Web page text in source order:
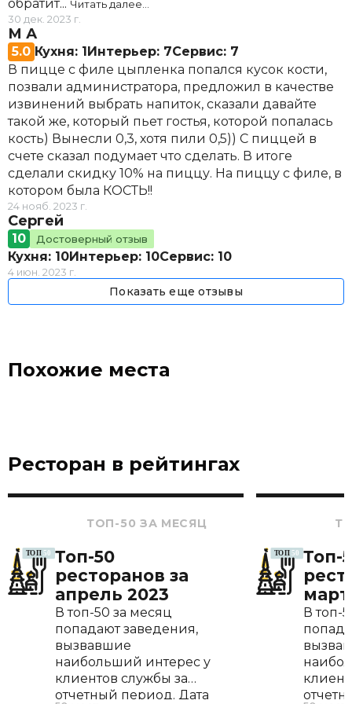
сидры медоварус
Яюлочный
хмельной мед
Традиционный/ дикий 220 ₽
пиво
Светлое 160 ₽
дегустационные сеты
Хмельной 295 ₽
le jardine des fruits (игристый
жемчужный сидр)
Грушевый
горячие алкогольные напитки
Горячий яблочный сидр
янтарный питень
Питень
натуральный квас
коктейли медоварус
Эспрессо
чай листовой
обратит... Читать далее…
30 дек. 2023 г.
М А
5.0 Кухня: 1Интерьер: 7Сервис: 7
В пицце с филе цыпленка попался кусок кости,
позвали администратора, предложил в качестве
извинений выбрать напиток, сказали давайте
такой же, который пьет гостья, которой попалась
кость) Вынесли 0,3, хотя пили 0,5)) С пиццей в
счете сказал подумает что сделать. В итоге
сделали скидку 10% на пиццу. На пиццу с филе, в
котором была КОСТЬ!!
24 нояб. 2023 г.
Сергей
10 Достоверный отзыв
Кухня: 10Интерьер: 10Сервис: 10
4 июн. 2023 г.
Показать еще отзывы
Ресторан в рейтингах
ТОП-50 ЗА МЕСЯЦ
Топ-50
ресторанов за
апрель 2023
В топ-50 за месяц
попадают заведения,
вызвавшие
наибольший интерес у
клиентов службы за
отчетный период. Дата
Топ-
март
В топ-
Похожие места